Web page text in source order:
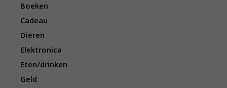
Boeken
Cadeau
Dieren
Elektronica
Eten/drinken
Geld